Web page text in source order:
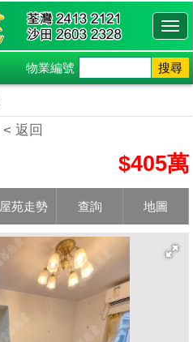
物業編號 搜尋
< 返回
$405萬
屋苑走勢 查詢 地圖